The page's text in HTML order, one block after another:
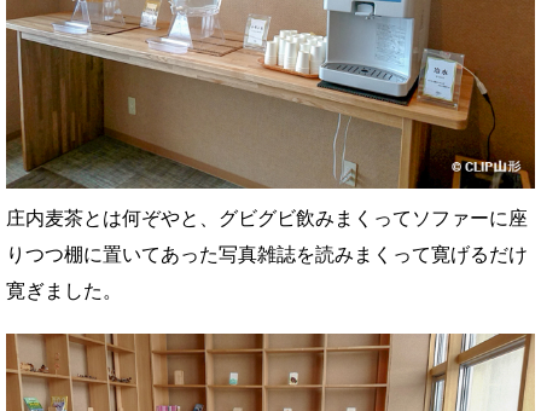
庄内麦茶とは何ぞやと、グビグビ飲みまくってソファーに座
りつつ棚に置いてあった写真雑誌を読みまくって寛げるだけ
寛ぎました。